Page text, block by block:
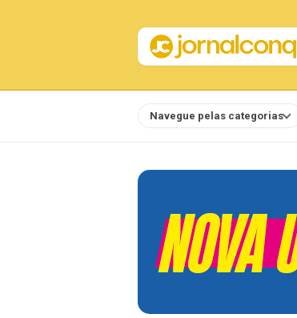
Navegue pelas categorias